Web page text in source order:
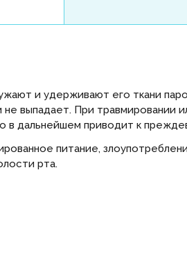
и удерживают его ткани
выпадает. При травмировании
в дальнейшем приводит к
питание,
рта.